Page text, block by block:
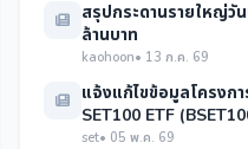
สรุปกระดานรายใหญ่วั
ล้านบาท
kaohoon• 13 ก.ค. 69
แจ้งแก้ไขข้อมูลโครงก
SET100 ETF
set• 05 พ.ค. 69